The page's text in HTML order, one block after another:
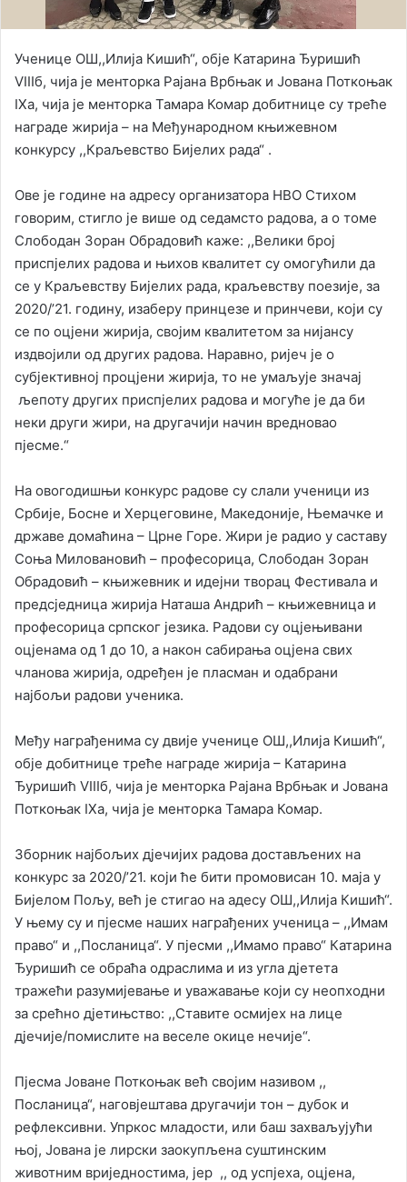
Ученице ОШ,,Илија Кишић“, обје Катарина Ђуришић
VIIIб, чија је менторка Рајана Врбњак и Јована Поткоњак
IXa, чија је менторка Тамара Комар добитнице су треће
награде жирија – на Међународном књижевном
конкурсу ,,Краљевство Бијелих рада“ .
Ове је године на адресу организатора НВО Стихом
говорим, стигло је више од седамсто радова, а о томе
Слободан Зоран Обрадовић каже: ,,Велики број
приспјелих радова и њихов квалитет су омогућили да
се у Краљевству Бијелих рада, краљевству поезије, за
2020/’21. годину, изаберу принцезе и принчеви, који су
се по оцјени жирија, својим квалитетом за нијансу
издвојили од других радова. Наравно, ријеч је о
субјективној процјени жирија, то не умаљује значај
љепоту других приспјелих радова и могуће је да би
неки други жири, на другачији начин вредновао
пјесме.“
На овогодишњи конкурс радове су слали ученици из
Србије, Босне и Херцеговине, Македоније, Њемачке и
државе домаћина – Црне Горе. Жири је радио у саставу
Соња Миловановић – професорица, Слободан Зоран
Обрадовић – књижевник и идејни творац Фестивала и
предсједница жирија Наташа Андрић – књижевница и
професорица српског језика. Радови су оцјењивани
оцјенама од 1 до 10, а након сабирања оцјена свих
чланова жирија, одређен је пласман и одабрани
најбољи радови ученика.
Међу награђенима су двије ученице ОШ,,Илија Кишић“,
обје добитнице треће награде жирија – Катарина
Ђуришић VIIIб, чија је менторка Рајана Врбњак и Јована
Поткоњак IXa, чија је менторка Тамара Комар.
Зборник најбољих дјечијих радова достављених на
конкурс за 2020/’21. који ће бити промовисан 10. маја у
Бијелом Пољу, већ је стигао на адесу ОШ,,Илија Кишић“.
У њему су и пјесме наших награђених ученица – ,,Имам
право“ и ,,Посланица“. У пјесми ,,Имамо право“ Катарина
Ђуришић се обраћа одраслима и из угла дјетета
тражећи разумијевање и уважавање који су неопходни
за срећно дјетињство: ,,Ставите осмијех на лице
дјечије/помислите на веселе окице нечије“.
Пјесма Јоване Поткоњак већ својим називом ,,
Посланица“, наговјештава другачији тон – дубок и
рефлексивни. Упркос младости, или баш захваљујући
њој, Јована је лирски заокупљена суштинским
животним вриједностима, јер ,, од успјеха, оцјена,